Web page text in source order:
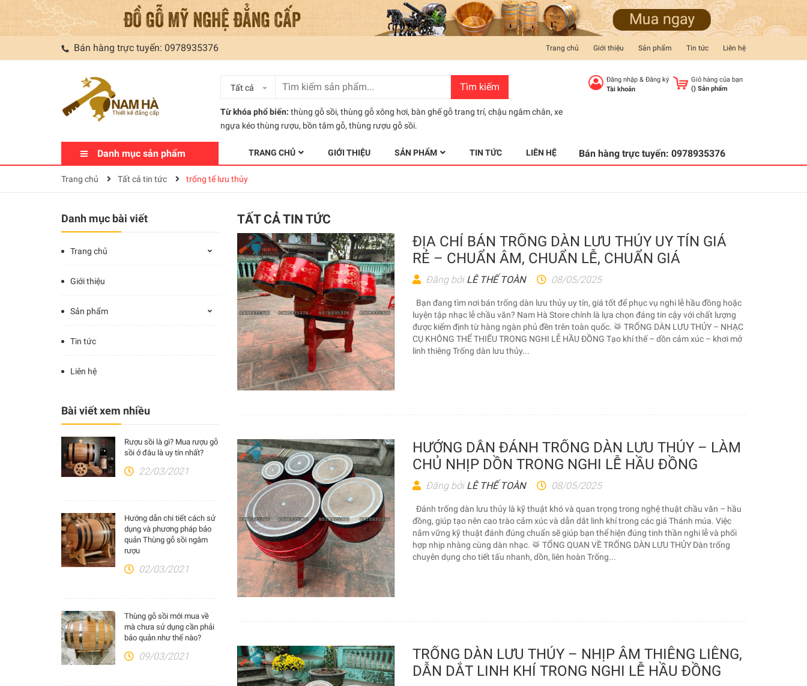
Bán hàng trực tuyến: 0978935376 Trang chủ Giới thiệu Sản phẩm Tin tức Liên hệ
Tất cả Tìm kiếm
Từ khóa phổ biến: thùng gỗ sồi, thùng gỗ xông hơi, bàn ghế gỗ trang trí, chậu ngâm chân, xe
ngựa kéo thùng rượu, bồn tắm gỗ, thùng rượu gỗ sồi.
Đăng nhập& Đăng ký
Tài khoản
Giỏ hàng của bạn
() Sản phẩm
Danh mục sản phẩm TRANG CHỦ GIỚI THIỆU SẢN PHẨM TIN TỨC LIÊN HỆ Bán hàng trực tuyến: 0978935376
Trang chủ Tất cả tin tức trống tế lưu thủy
Danh mục bài viết
Trang chủ
Giới thiệu
Sản phẩm
Tin tức
Liên hệ
Bài viết xem nhiều
Rượu sồi là gì? Mua rượu gỗ
sồi ở đâu là uy tín nhất?
22/03/2021
Hướng dẫn chi tiết cách sử
dụng và phương pháp bảo
quản Thùng gỗ sồi ngâm
rượu
02/03/2021
Thùng gỗ sồi mới mua về
mà chưa sử dụng cần phải
bảo quản như thế nào?
09/03/2021
TẤT CẢ TIN TỨC
ĐỊA CHỈ BÁN TRỐNG DÀN LƯU THỦY UY TÍN GIÁ
RẺ – CHUẨN ÂM, CHUẨN LỄ, CHUẨN GIÁ
Đăng bởi LÊ THẾ TOÀN 08/05/2025
Bạn đang tìm nơi bán trống dàn lưu thủy uy tín, giá tốt để phục vụ nghi lễ hầu đồng hoặc
luyện tập nhạc lễ chầu văn? Nam Hà Store chính là lựa chọn đáng tin cậy với chất lượng
được kiểm định từ hàng ngàn phủ đền trên toàn quốc. 🥁 TRỐNG DÀN LƯU THỦY – NHẠC
CỤ KHÔNG THỂ THIẾU TRONG NGHI LỄ HẦU ĐỒNG Tạo khí thế – dồn cảm xúc – khơi mở
linh thiêng Trống dàn lưu thủy...
HƯỚNG DẪN ĐÁNH TRỐNG DÀN LƯU THỦY – LÀM
CHỦ NHỊP DỒN TRONG NGHI LỄ HẦU ĐỒNG
Đăng bởi LÊ THẾ TOÀN 08/05/2025
Đánh trống dàn lưu thủy là kỹ thuật khó và quan trọng trong nghệ thuật chầu văn – hầu
đồng, giúp tạo nên cao trào cảm xúc và dẫn dắt linh khí trong các giá Thánh múa. Việc
nắm vững kỹ thuật đánh đúng chuẩn sẽ giúp bạn thể hiện đúng tinh thần nghi lễ và phối
hợp nhịp nhàng cùng dàn nhạc. 🥁 TỔNG QUAN VỀ TRỐNG DÀN LƯU THỦY Dàn trống
chuyên dụng cho tiết tấu nhanh, dồn, liên hoàn Trống...
TRỐNG DÀN LƯU THỦY – NHỊP ÂM THIÊNG LIÊNG,
DẪN DẮT LINH KHÍ TRONG NGHI LỄ HẦU ĐỒNG